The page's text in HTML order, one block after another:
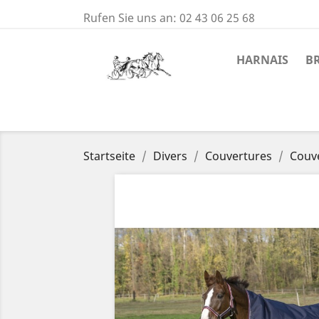
Rufen Sie uns an: 02 43 06 25 68
HARNAIS
Startseite Divers Couvertures